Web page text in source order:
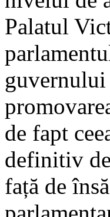
Palatul
de fapt
definitiv
față de